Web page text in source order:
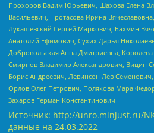
Прохоров Вадим Юрьевич, Шахова Елена
Васильевич, Протасова Ирина
Лукашевский Сергей Маркович, Бахмин
Анатолий Ефимович, Сухих Дарья
Добровольская Анна Дмитриевна, Королева
Смирнов Владимир Александрович, Вицин
Борис Андреевич, Левинсон Лев
Орлов Олег Петрович, Полякова Мара
Захаров Герман Константинович
Источник: http://unro.minjust.ru/
данные на 24.03.2022